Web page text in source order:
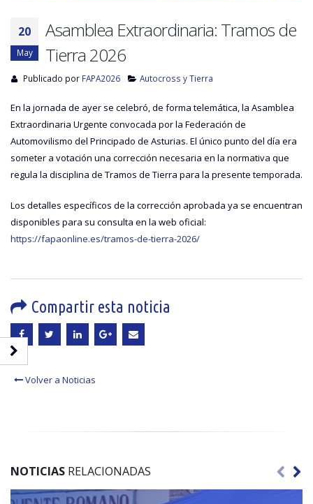
20
May
Asamblea Extraordinaria: Tramos de
Tierra 2026
Publicado por FAPA2026 Autocross y Tierra
En la jornada de ayer se celebró, de forma telemática, la Asamblea
Extraordinaria Urgente convocada por la Federación de
Automovilismo del Principado de Asturias. El único punto del día era
someter a votación una corrección necesaria en la normativa que
regula la disciplina de Tramos de Tierra para la presente temporada.
Los detalles específicos de la corrección aprobada ya se encuentran
disponibles para su consulta en la web oficial:
https://fapaonline.es/tramos-de-tierra-2026/
Compartir esta noticia
Volver a Noticias
NOTICIAS RELACIONADAS